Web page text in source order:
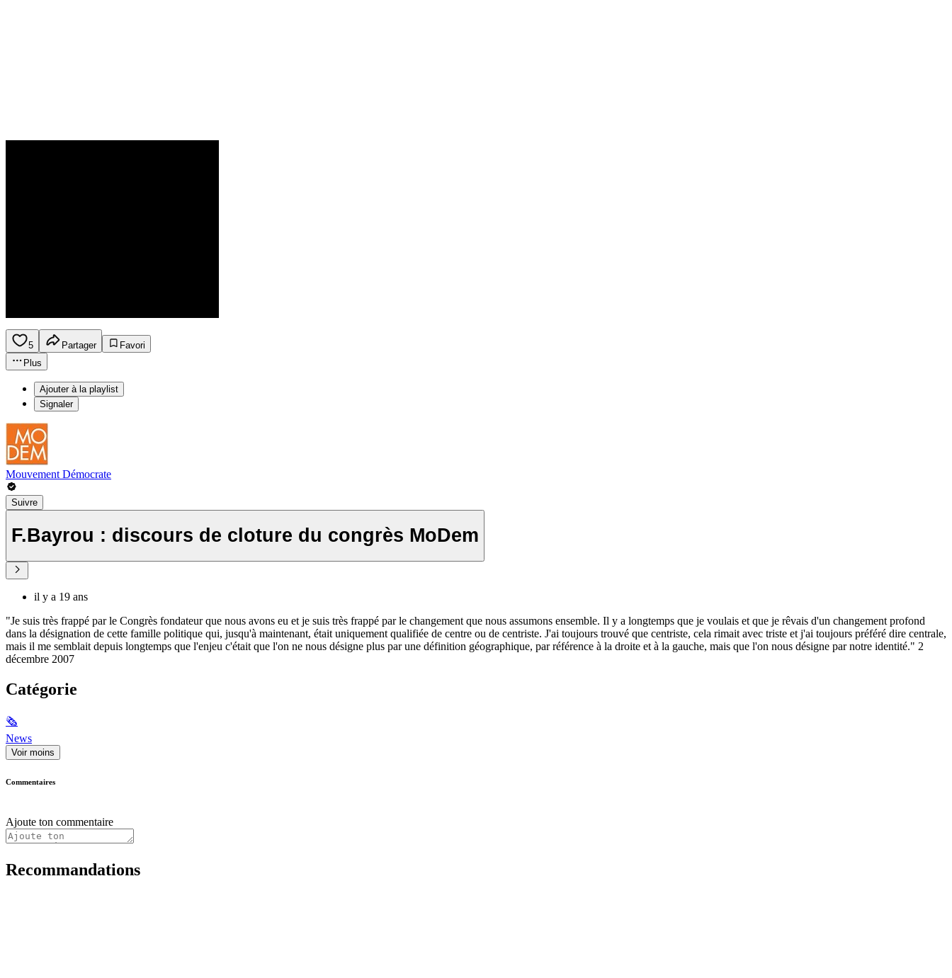
5 Partager
Favori
Plus
Ajouter à la playlist
Signaler
Mouvement Démocrate
Suivre
F.Bayrou : discours de cloture du congrès MoDem
il y a 19 ans
"Je suis très frappé par le Congrès fondateur que nous avons eu et je suis très frappé par le changement que nous assumons ensemble. Il y a longtemps que je voulais et que je rêvais d'un changement profond
dans la désignation de cette famille politique qui, jusqu'à maintenant, était uniquement qualifiée de centre ou de centriste. J'ai toujours trouvé que centriste, cela rimait avec triste et j'ai toujours préféré dire centrale,
mais il me semblait depuis longtemps que l'enjeu c'était que l'on ne nous désigne plus par une définition géographique, par référence à la droite et à la gauche, mais que l'on nous désigne par notre identité." 2
décembre 2007
Catégorie
🗞
News
Voir moins
Commentaires
Ajoute ton commentaire
Recommandations